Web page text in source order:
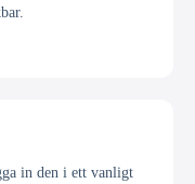
in den i ett vanligt